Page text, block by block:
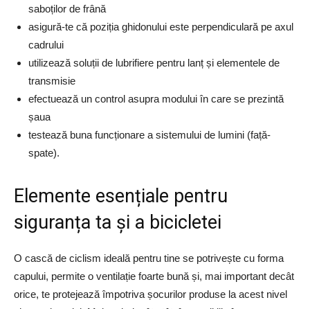
saboților de frână
asigură-te că poziția ghidonului este perpendiculară pe axul
cadrului
utilizează soluții de lubrifiere pentru lanț și elementele de
transmisie
efectuează un control asupra modului în care se prezintă
șaua
testează buna funcționare a sistemului de lumini (față-
spate).
Elemente esențiale pentru
siguranța ta și a bicicletei
O cască de ciclism ideală pentru tine se potrivește cu forma
capului, permite o ventilație foarte bună și, mai important decât
orice, te protejează împotriva șocurilor produse la acest nivel